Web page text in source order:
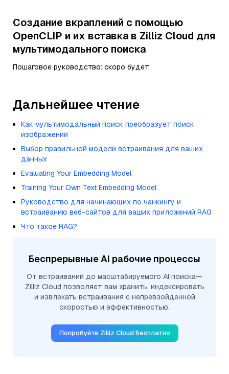
Создание вкраплений с помощью
OpenCLIP и их вставка в Zilliz Cloud для
мультимодального поиска
Пошаговое руководство: скоро будет.
Дальнейшее чтение
Как мультимодальный поиск преобразует поиск
изображений
Выбор правильной модели встраивания для ваших
данных
Evaluating Your Embedding Model
Training Your Own Text Embedding Model
Руководство для начинающих по чанкингу и
встраиванию веб-сайтов для ваших приложений RAG
Что такое RAG?
Беспрерывные AI рабочие процессы
От встраиваний до масштабируемого AI поиска—
Zilliz Cloud позволяет вам хранить, индексировать
и извлекать встраивания с непревзойденной
скоростью и эффективностью.
Попробуйте Zilliz Cloud Бесплатно